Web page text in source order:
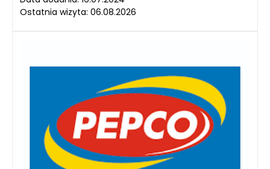
Ostatnia wizyta: 06.08.2026